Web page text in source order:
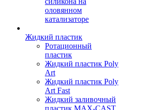
оловянном
катализаторе
Жидкий пластик
Ротационный
пластик
Жидкий пластик Poly
Art
Жидкий пластик Poly
Art Fast
Жидкий заливочный
пластик MAX-CAST